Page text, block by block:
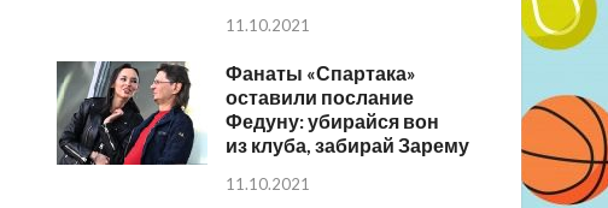
11.10.2021
Фанаты «Спартака»
оставили послание
Федуну: убирайся вон
из клуба, забирай Зарему
11.10.2021